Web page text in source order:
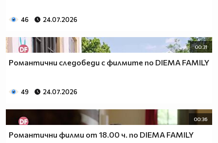
46 24.07.2026
00:31
Романтични следобеди с филмите по DIEMA FAMILY
49 24.07.2026
00:36
Романтични филми от 18.00 ч. по DIEMA FAMILY